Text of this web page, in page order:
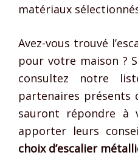
matériaux
Avez-vous trouvé
pour votre maison ?
consultez notre
partenaires présents
sauront répondre à
apporter leurs
choix d’escalier